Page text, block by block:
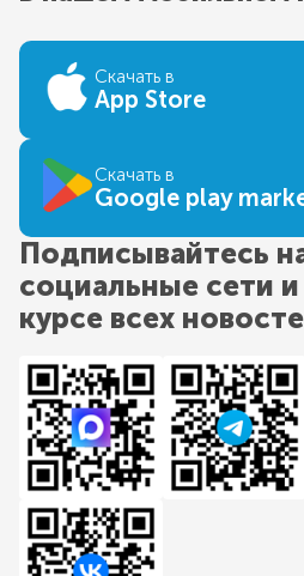
Скачать в
App Store
Скачать в
Google play
Подписывайтесь
социальные сети и
курсе всех